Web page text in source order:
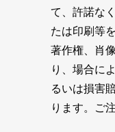
て、許諾な
たは印刷等
著作権、肖
り、場合に
るいは損害
ります。ご